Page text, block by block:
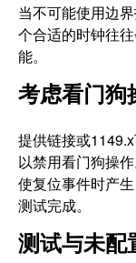
当不可能使用边
个合适的时钟往
能。
考虑看门狗
提供链接或
以禁用看门狗操
使复位事件时产
测试完成。
测试与未配